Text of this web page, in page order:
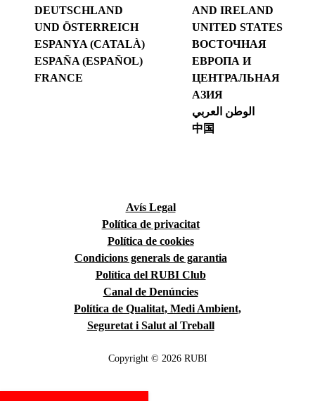
DEUTSCHLAND
UND ÖSTERREICH
ESPANYA (CATALÀ)
ESPAÑA (ESPAÑOL)
FRANCE
AND IRELAND
UNITED STATES
ВОСТОЧНАЯ
ЕВРОПА И
ЦЕНТРАЛЬНАЯ
АЗИЯ
الوطن العربي
中国
Avís Legal
Política de privacitat
Política de cookies
Condicions generals de garantia
Política del RUBI Club
Canal de Denúncies
Política de Qualitat, Medi Ambient,
Seguretat i Salut al Treball
Copyright © 2026 RUBI